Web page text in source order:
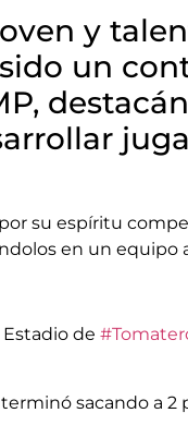
y
un
su espíritu
en un equipo
de
sacando a 2